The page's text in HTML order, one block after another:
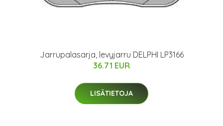
Jarrupalasarja, levyjarru DELPHI LP3166
36.71 EUR
LISÄTIETOJA